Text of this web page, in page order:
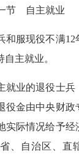
节 自主就业
服现役不满12
主就业。
业的退役士兵
役金由中央财政
实际情况给予
、自治区、直